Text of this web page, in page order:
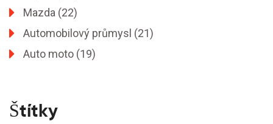
Mazda (22)
Automobilový průmysl (21)
Auto moto (19)
Štítky